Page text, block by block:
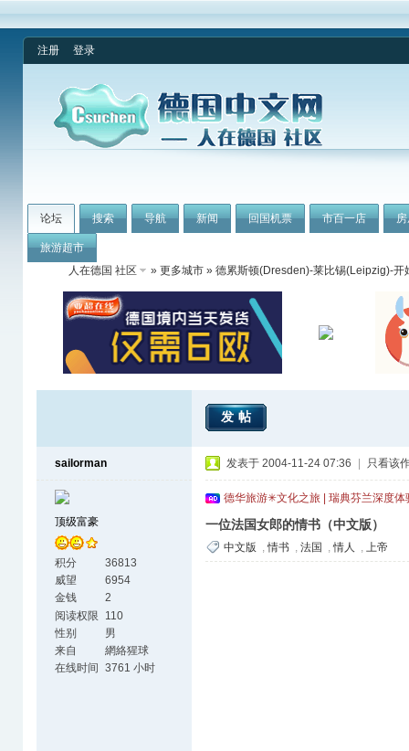
注册 登录
论坛 搜索 导航 新闻 回国机票 市百一店
旅游超市
人在德国 社区
» 更多城市 » 德累斯顿(Dresden)-莱比锡(Leipzig)-开
发帖
sailorman
顶级富豪
积分
36813
威望
6954
金钱
2
阅读权限
110
性别
男
来自
網絡猩球
在线时间
3761 小时
发表于 2004-11-24 07:36 只看该
德华旅游✳文化之旅 | 瑞典芬兰深度
一位法国女郎的情书（中文版）
中文版 ,情书 , 法国 ,情人 , 上帝